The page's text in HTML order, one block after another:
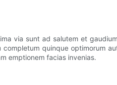
via sunt ad salutem et
quinque optimorum
emptionem facias invenias.